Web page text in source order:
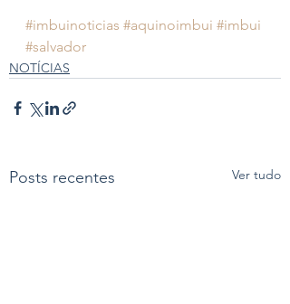
#imbuinoticias #aquinoimbui #imbui
#salvador
NOTÍCIAS
Posts recentes Ver tudo